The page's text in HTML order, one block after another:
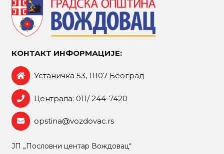
КОНТАКТ ИНФОРМАЦИЈЕ:
Устаничка 53, 11107 Београд
Централа: 011/ 244-7420
opstina@vozdovac.rs
ЈП „Пословни центар Вождовац“